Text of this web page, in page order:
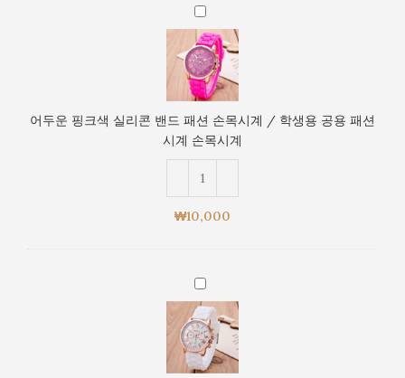
목
시
계
계
/
학
생
용
공
용
션
시
계
시
계
어
두
운
핑
크
실
리
드
패
목
시
계
/
학
어두운 핑크색 실리콘 밴드 패션 손목시계 / 학생용 공용 패션
시계 손목시계
₩10,000
흰
색
실
리
콘